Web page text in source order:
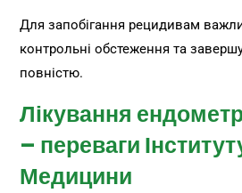
Для запобігання рецидивам
контрольні обстеження та
повністю.
Лікування
– переваги
Медицини